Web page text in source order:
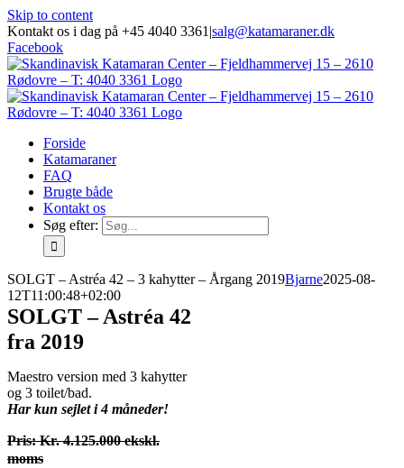
Skip to content
Kontakt os i dag på +45 4040 3361 |salg@katamaraner.dk
Facebook
Forside
Katamaraner
FAQ
Brugte både
Kontakt os
Søg efter:
SOLGT – Astréa 42 – 3 kahytter – Årgang 2019Bjarne2025-08-
12T11:00:48+02:00
SOLGT – Astréa 42
fra 2019
Maestro version med 3 kahytter
og 3 toilet/bad.
Har kun sejlet i 4 måneder!
Pris: Kr. 4.125.000 ekskl.
moms